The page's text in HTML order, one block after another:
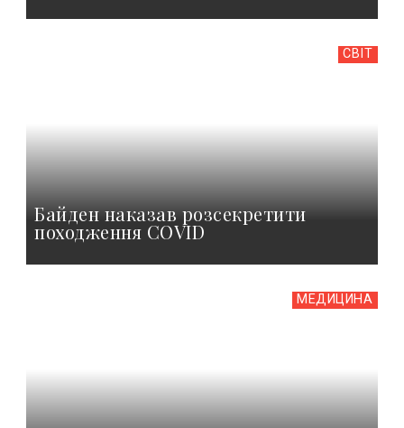
СВІТ
Байден наказав розсекретити
походження COVID
МЕДИЦИНА